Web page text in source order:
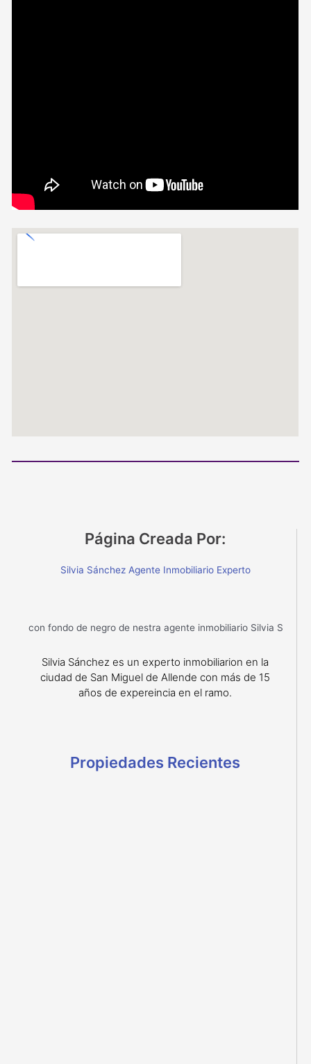
Página Creada Por:
Silvia Sánchez Agente Inmobiliario Experto
Silvia Sánchez es un experto inmobiliarion en la
ciudad de San Miguel de Allende con más de 15
años de expereincia en el ramo.
Propiedades Recientes